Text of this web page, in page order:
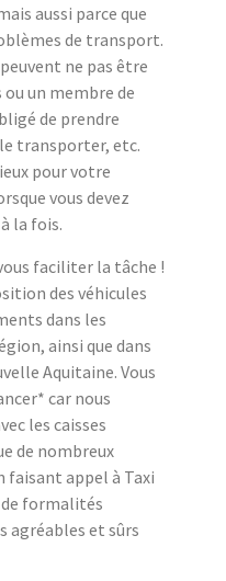
aussi parce que
de transport.
ne pas être
un membre de
de prendre
transporter, etc.
pour votre
vous devez
la fois.
faciliter la tâche !
des véhicules
dans les
ainsi que dans
Aquitaine. Vous
car nous
les caisses
de nombreux
faisant appel à Taxi
formalités
agréables et sûrs